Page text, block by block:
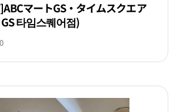
マートGS・タイムスクエア
타임스퀘어점)
0